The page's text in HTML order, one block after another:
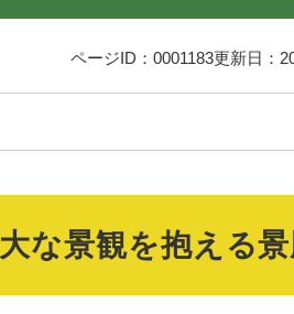
ページID：0001183更新日：
な景観を抱える